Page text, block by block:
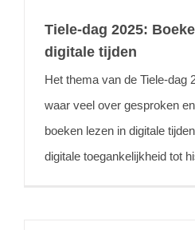
Tiele-dag 2025:
digitale tijden
Het thema van de Tiele-dag
waar veel over gesproken
boeken lezen in digitale
digitale toegankelijkheid tot